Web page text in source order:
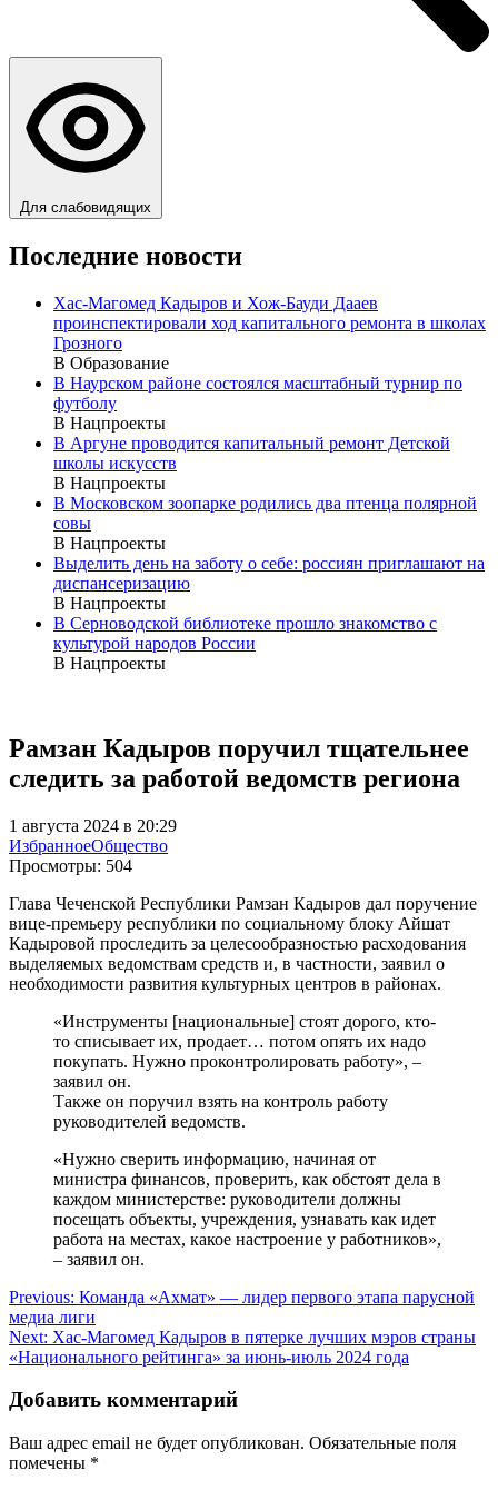
Для слабовидящих
Последние новости
Хас-Магомед Кадыров и Хож-Бауди Дааев
проинспектировали ход капитального ремонта в школах
Грозного
В Образование
В Наурском районе состоялся масштабный турнир по
футболу
В Нацпроекты
В Аргуне проводится капитальный ремонт Детской
школы искусств
В Нацпроекты
В Московском зоопарке родились два птенца полярной
совы
В Нацпроекты
Выделить день на заботу о себе: россиян приглашают на
диспансеризацию
В Нацпроекты
В Серноводской библиотеке прошло знакомство с
культурой народов России
В Нацпроекты
Рамзан Кадыров поручил тщательнее
следить за работой ведомств региона
1 августа 2024 в 20:29
ИзбранноеОбщество
Просмотры: 504
Глава Чеченской Республики Рамзан Кадыров дал поручение
вице-премьеру республики по социальному блоку Айшат
Кадыровой проследить за целесообразностью расходования
выделяемых ведомствам средств и, в частности, заявил о
необходимости развития культурных центров в районах.
«Инструменты [национальные] стоят дорого, кто-
то списывает их, продает… потом опять их надо
покупать. Нужно проконтролировать работу», –
заявил он.
Также он поручил взять на контроль работу
руководителей ведомств.
«Нужно сверить информацию, начиная от
министра финансов, проверить, как обстоят дела в
каждом министерстве: руководители должны
посещать объекты, учреждения, узнавать как идет
работа на местах, какое настроение у работников»,
– заявил он.
Навигация
по
записям
Previous: Команда «Ахмат» — лидер первого этапа парусной
медиа лиги
Next: Хас-Магомед Кадыров в пятерке лучших мэров страны
«Национального рейтинга» за июнь-июль 2024 года
Добавить комментарий
Ваш адрес email не будет опубликован. Обязательные поля
помечены *